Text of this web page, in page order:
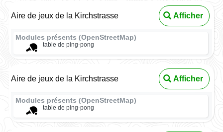
Aire de jeux de la Kirchstrasse Afficher
Modules présents (OpenStreetMap)
table de ping-pong
Aire de jeux de la Kirchstrasse Afficher
Modules présents (OpenStreetMap)
table de ping-pong